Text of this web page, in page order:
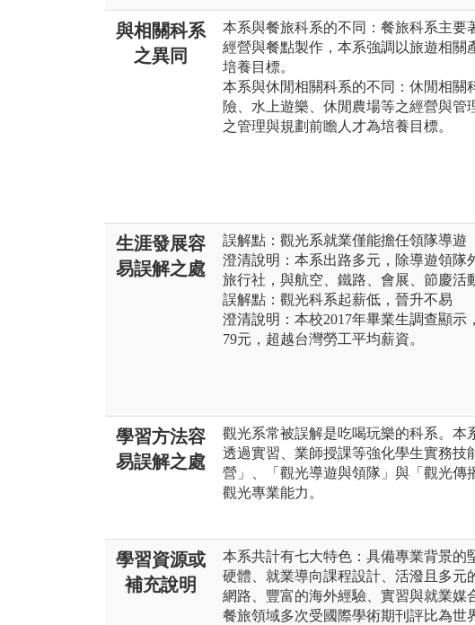
與相關科系
之異同
本系與餐旅科系的不同：餐旅科系主要
經營與餐點製作，本系強調以旅遊相關
培養目標。
本系與休閒相關科系的不同：休閒相關
險、水上遊樂、休閒農場等之經營與管
之管理與規劃前瞻人才為培養目標。
生涯發展容
易誤解之處
誤解點：觀光系就業僅能擔任領隊導遊
澄清說明：本系出路多元，除導遊領隊
旅行社，與航空、鐵路、會展、節慶活
誤解點：觀光科系起薪低，晉升不易
澄清說明：本校2017年畢業生調查顯示
79元，超越台灣勞工平均薪資。
學習方法容
易誤解之處
觀光系常被誤解是吃喝玩樂的科系。本
透過實習、業師授課等強化學生實務技
營」、「觀光導遊與領隊」與「觀光傳
觀光專業能力。
學習資源或
補充說明
本系共計有七大特色：具備專業背景的
硬體、就業導向課程設計、活潑且多元
網路、豐富的海外經驗、實習與就業媒
餐旅領域多次受國際學術期刊評比為世